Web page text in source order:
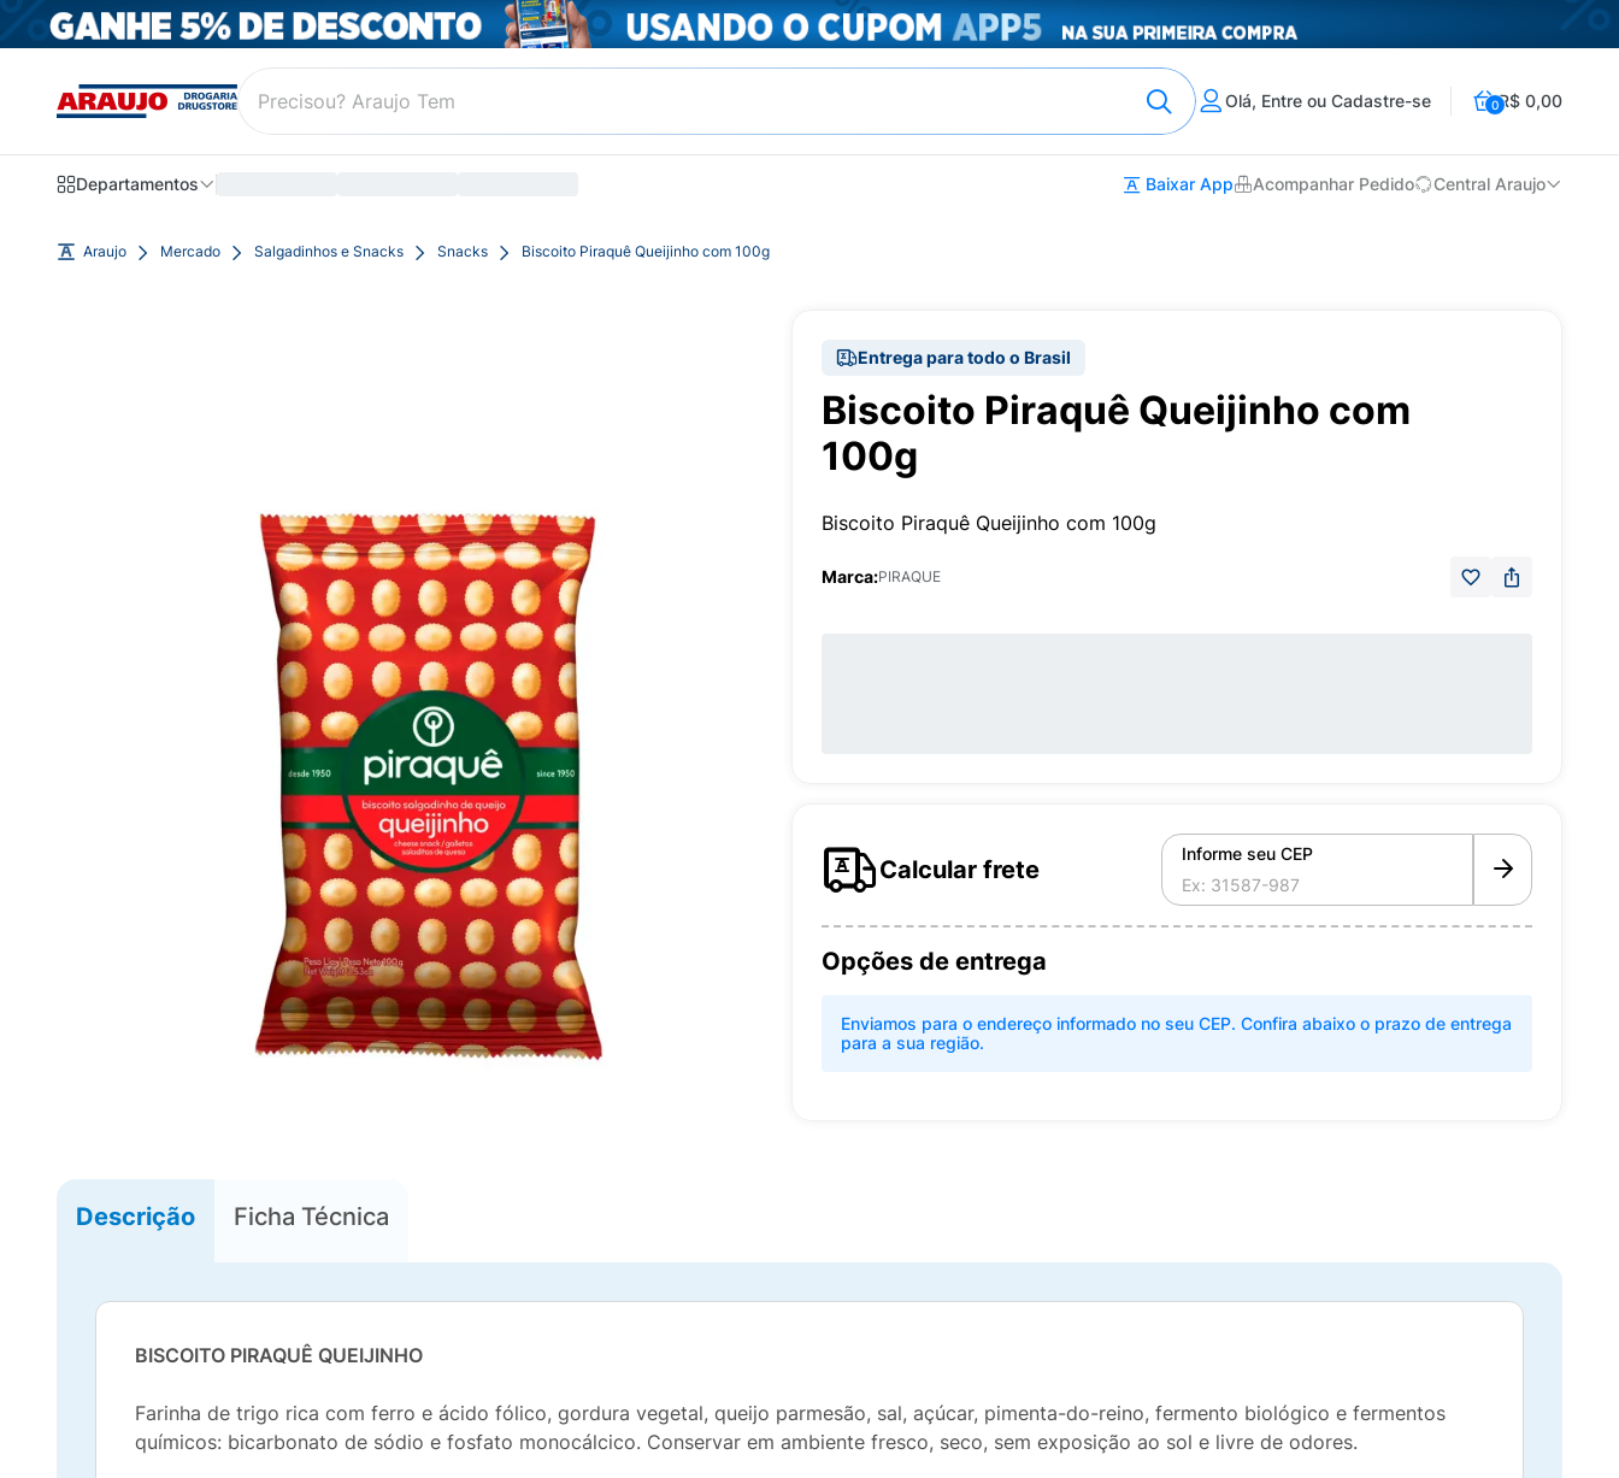
Olá, Entre ou Cadastre-se 0R$ 0,00
Departamentos Baixar App Acompanhar Pedido Central Araujo
Araujo Mercado Salgadinhos e Snacks Snacks Biscoito Piraquê Queijinho com 100g
Entrega para todo o Brasil
Biscoito Piraquê Queijinho com
100g
Biscoito Piraquê Queijinho com 100g
Marca:PIRAQUE
Calcular frete
Informe seu CEP
Opções de entrega
Enviamos para o endereço informado no seu CEP. Confira abaixo o prazo de entrega
para a sua região.
Descrição Ficha Técnica
BISCOITO PIRAQUÊ QUEIJINHO
Farinha de trigo rica com ferro e ácido fólico, gordura vegetal, queijo parmesão, sal, açúcar, pimenta-do-reino, fermento biológico e fermentos
químicos: bicarbonato de sódio e fosfato monocálcico. Conservar em ambiente fresco, seco, sem exposição ao sol e livre de odores.